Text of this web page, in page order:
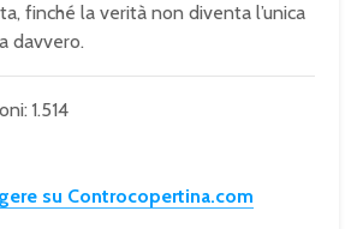
finché la verità non diventa l’unica
davvero.
1.514
su Controcopertina.com